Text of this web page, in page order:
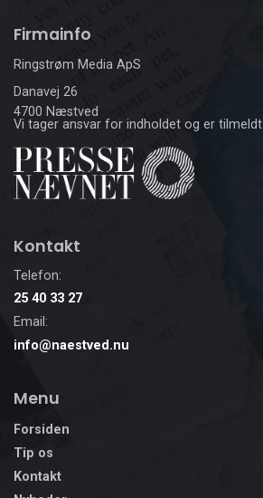
Firmainfo
Ringstrøm Media ApS
Danavej 26
4700 Næstved
Vi tager ansvar for indholdet og er tilmeldt
Kontakt
Telefon:
25 40 33 27
Email:
info@naestved.nu
Menu
Forsiden
Tip os
Kontakt